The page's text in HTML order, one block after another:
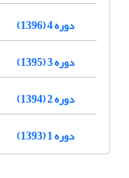
دوره 4 (1396)
دوره 3 (1395)
دوره 2 (1394)
دوره 1 (1393)